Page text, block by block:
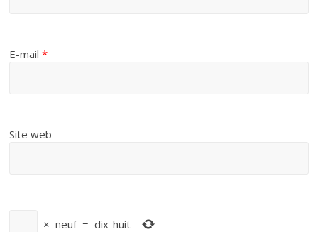
E-mail*
Site web
× neuf = dix-huit